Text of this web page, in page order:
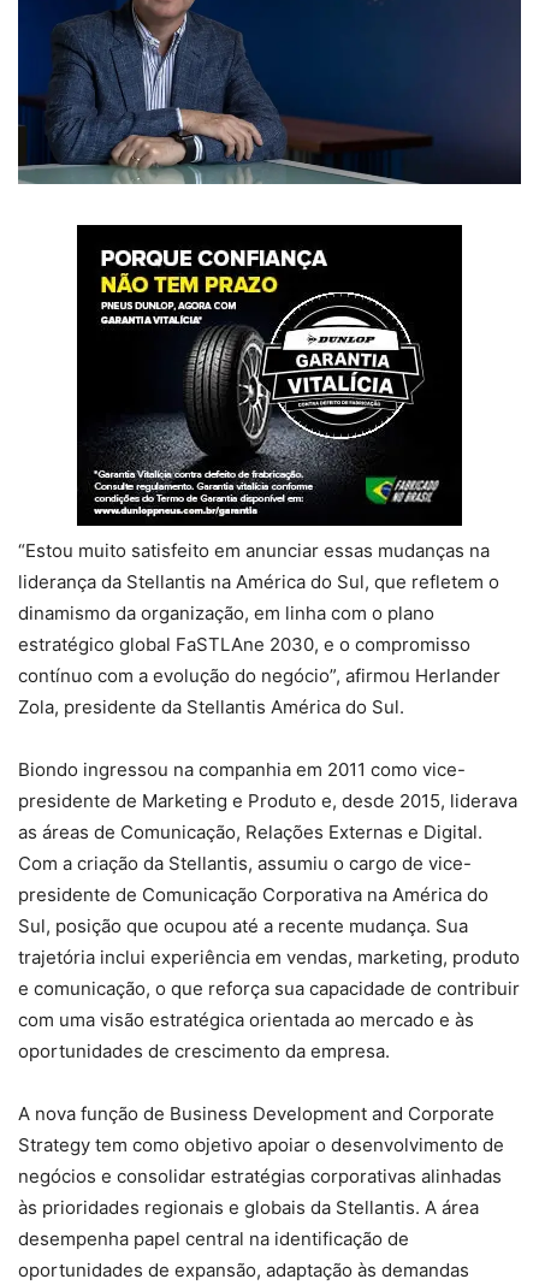
“Estou muito satisfeito em anunciar essas mudanças na
liderança da Stellantis na América do Sul, que refletem o
dinamismo da organização, em linha com o plano
estratégico global FaSTLAne 2030, e o compromisso
contínuo com a evolução do negócio”, afirmou Herlander
Zola, presidente da Stellantis América do Sul.
Biondo ingressou na companhia em 2011 como vice-
presidente de Marketing e Produto e, desde 2015, liderava
as áreas de Comunicação, Relações Externas e Digital.
Com a criação da Stellantis, assumiu o cargo de vice-
presidente de Comunicação Corporativa na América do
Sul, posição que ocupou até a recente mudança. Sua
trajetória inclui experiência em vendas, marketing, produto
e comunicação, o que reforça sua capacidade de contribuir
com uma visão estratégica orientada ao mercado e às
oportunidades de crescimento da empresa.
A nova função de Business Development and Corporate
Strategy tem como objetivo apoiar o desenvolvimento de
negócios e consolidar estratégias corporativas alinhadas
às prioridades regionais e globais da Stellantis. A área
desempenha papel central na identificação de
oportunidades de expansão, adaptação às demandas